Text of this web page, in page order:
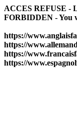
ACCES REFUSE -
FORBIDDEN - You
https://
https://
https://
https://